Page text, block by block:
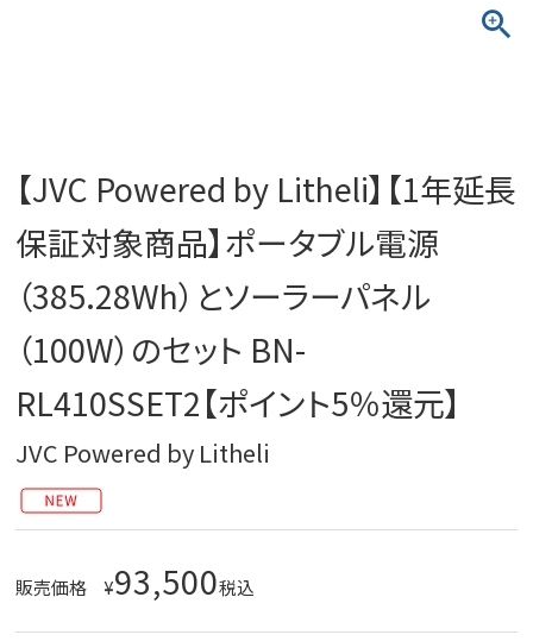
【JVC Powered by Litheli】【1年延長
保証対象商品】ポータブル電源
（385.28Wh）とソーラーパネル
（100W）のセット BN-
RL410SSET2【ポイント5％還元】
JVC Powered by Litheli
販売価格 ¥93,500税込